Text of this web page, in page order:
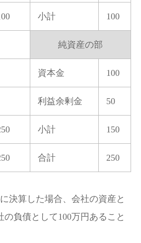
小計 100
純資産の部
資本金 100
利益余剰金 50
小計 150
合計 250
決算した場合、会社の資産と
の負債として100万円あること